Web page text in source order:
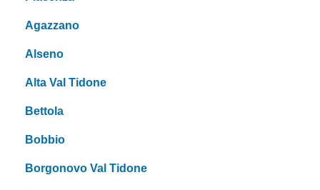
Agazzano
Alseno
Alta Val Tidone
Bettola
Bobbio
Borgonovo Val Tidone